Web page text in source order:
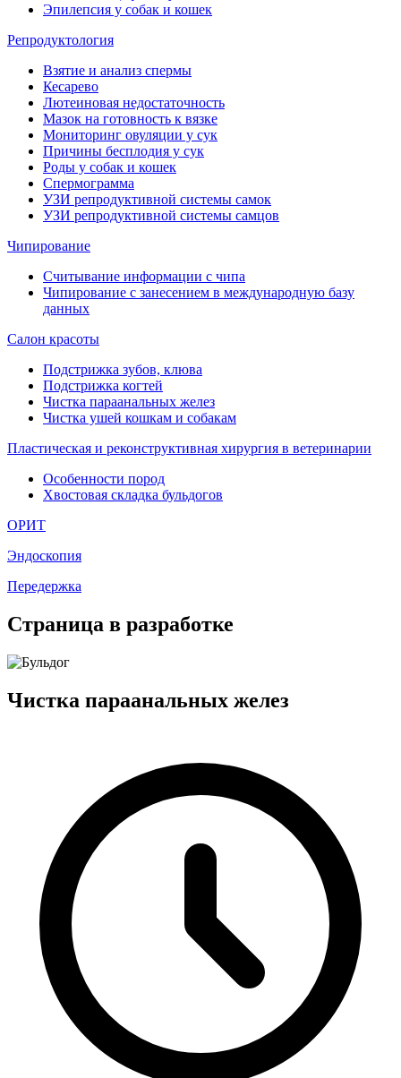
Эпилепсия у собак и кошек
Репродуктология
Взятие и анализ спермы
Кесарево
Лютеиновая недостаточность
Мазок на готовность к вязке
Мониторинг овуляции у сук
Причины бесплодия у сук
Роды у собак и кошек
Спермограмма
УЗИ репродуктивной системы самок
УЗИ репродуктивной системы самцов
Чипирование
Считывание информации с чипа
Чипирование с занесением в международную базу
данных
Салон красоты
Подстрижка зубов, клюва
Подстрижка когтей
Чистка параанальных желез
Чистка ушей кошкам и собакам
Пластическая и реконструктивная хирургия в ветеринарии
Особенности пород
Хвостовая складка бульдогов
ОРИТ
Эндоскопия
Передержка
Страница в разработке
Чистка параанальных желез